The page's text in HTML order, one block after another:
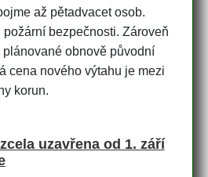
až pětadvacet osob.
bezpečnosti. Zároveň
obnově původní
cena nového výtahu je mezi
korun.
uzavřena od 1. září